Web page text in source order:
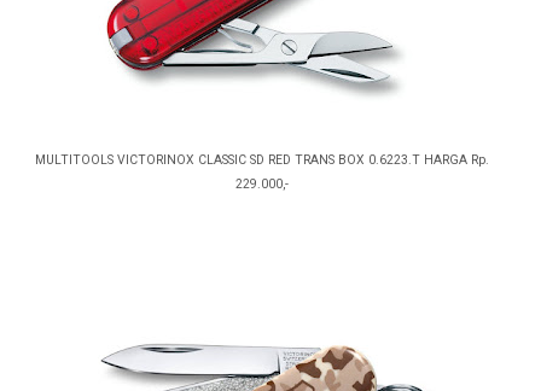
MULTITOOLS VICTORINOX CLASSIC SD RED TRANS BOX 0.6223.T HARGA Rp.
229.000,-